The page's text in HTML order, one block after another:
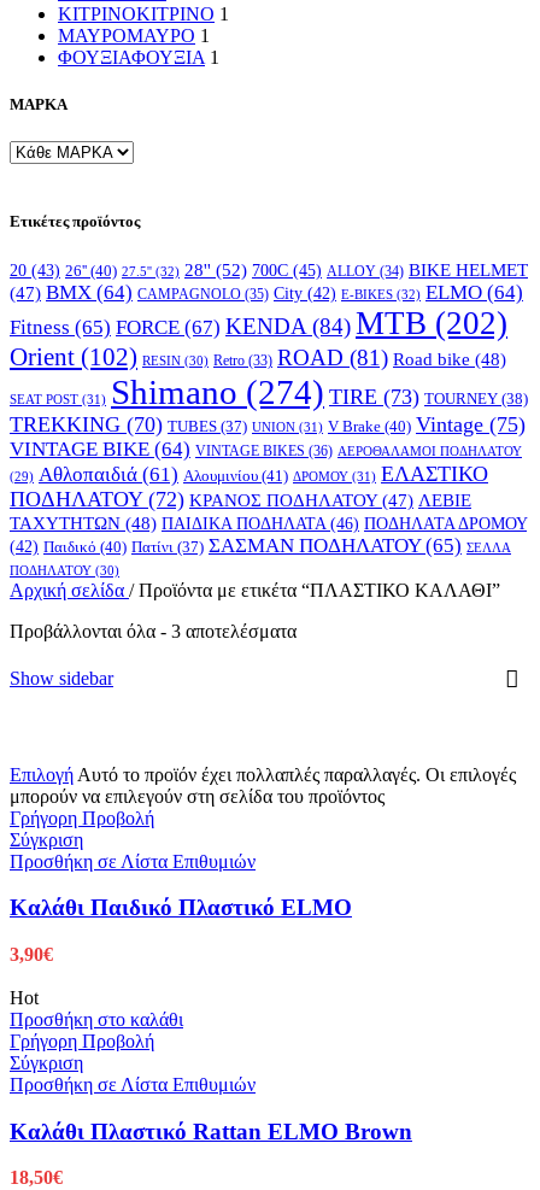
ΚΙΤΡΙΝΟΚΙΤΡΙΝΟ 1
ΜΑΥΡΟΜΑΥΡΟ 1
ΦΟΥΞΙΑΦΟΥΞΙΑ 1
ΜΑΡΚΑ
Ετικέτες προϊόντος
20 (43) 26'' (40) 27.5'' (32) 28'' (52) 700C (45) ALLOY (34) BIKE HELMET
(47) BMX (64) CAMPAGNOLO (35) City (42) E-BIKES (32) ELMO (64)
Fitness (65) FORCE (67) KENDA (84)MTB (202)
Orient (102) RESIN (30) Retro (33) ROAD (81) Road bike (48)
SEAT POST (31) Shimano (274) TIRE (73) TOURNEY (38)
TREKKING (70) TUBES (37) UNION (31) V Brake (40) Vintage (75)
VINTAGE BIKE (64) VINTAGE BIKES (36) ΑΕΡΟΘΑΛΑΜΟΙ ΠΟΔΗΛΑΤΟΥ
(29) Αθλοπαιδιά (61) Αλουμινίου (41) ΔΡΟΜΟΥ (31) ΕΛΑΣΤΙΚΟ
ΠΟΔΗΛΑΤΟΥ(72) ΚΡΑΝΟΣ ΠΟΔΗΛΑΤΟΥ(47) ΛΕΒΙΕ
ΤΑΧΥΤΗΤΩΝ (48) ΠΑΙΔΙΚΑ ΠΟΔΗΛΑΤΑ (46) ΠΟΔΗΛΑΤΑ ΔΡΟΜΟΥ
(42) Παιδικό (40) Πατίνι (37) ΣΑΣΜΑΝ ΠΟΔΗΛΑΤΟΥ(65) ΣΕΛΛΑ
ΠΟΔΗΛΑΤΟΥ (30)
Αρχική σελίδα / Προϊόντα με ετικέτα “ΠΛΑΣΤΙΚΟ ΚΑΛΑΘΙ”
Προβάλλονται όλα - 3 αποτελέσματα
Show sidebar
Επιλογή Αυτό το προϊόν έχει πολλαπλές παραλλαγές. Οι επιλογές
μπορούν να επιλεγούν στη σελίδα του προϊόντος
Γρήγορη Προβολή
Σύγκριση
Προσθήκη σε Λίστα Επιθυμιών
Καλάθι Παιδικό Πλαστικό ELMO
3,90€
Hot
Προσθήκη στο καλάθι
Γρήγορη Προβολή
Σύγκριση
Προσθήκη σε Λίστα Επιθυμιών
Καλάθι Πλαστικό Rattan ELMO Brown
18,50€